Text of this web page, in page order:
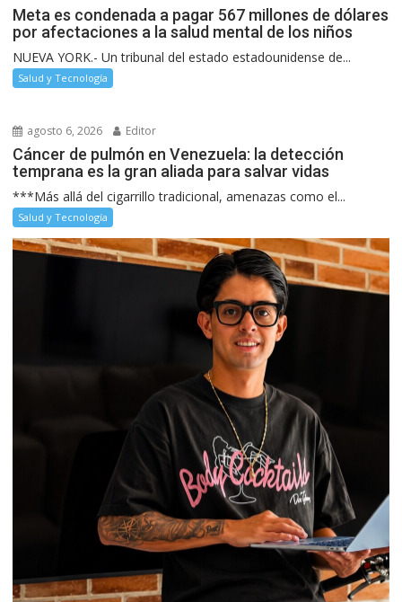
Meta es condenada a pagar 567 millones de dólares
por afectaciones a la salud mental de los niños
NUEVA YORK.- Un tribunal del estado estadounidense de...
Salud y Tecnología
agosto 6, 2026 Editor
Cáncer de pulmón en Venezuela: la detección
temprana es la gran aliada para salvar vidas
***Más allá del cigarrillo tradicional, amenazas como el...
Salud y Tecnología